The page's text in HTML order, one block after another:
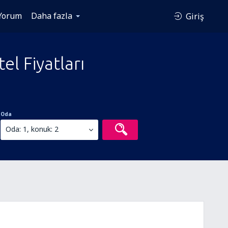
Daha fazla Giriş
Fiyatları
Oda
Oda: 1, konuk: 2